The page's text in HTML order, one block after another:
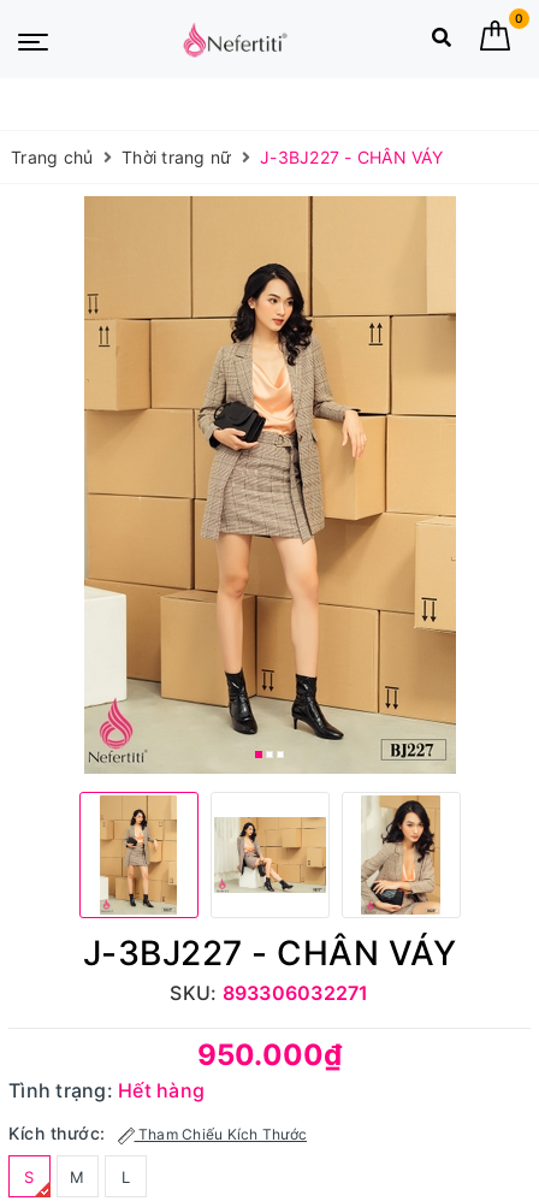
0
Trang chủ Thời trang nữ J-3BJ227 - CHÂN VÁY
J-3BJ227 - CHÂN VÁY
SKU: 893306032271
950.000₫
Tình trạng: Hết hàng
Kích thước: Tham Chiếu Kích Thước
S M L